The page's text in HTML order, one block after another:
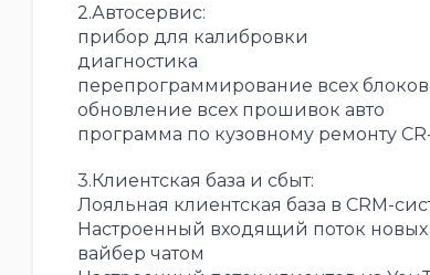
2.Автосервис:
прибор для калибровки
диагностика
перепрограммирование всех блоков
обновление всех прошивок авто
программа по кузовному ремонту
3.Клиентская база и сбыт:
Лояльная клиентская база в CRM-
Настроенный входящий поток
вайбер чатом